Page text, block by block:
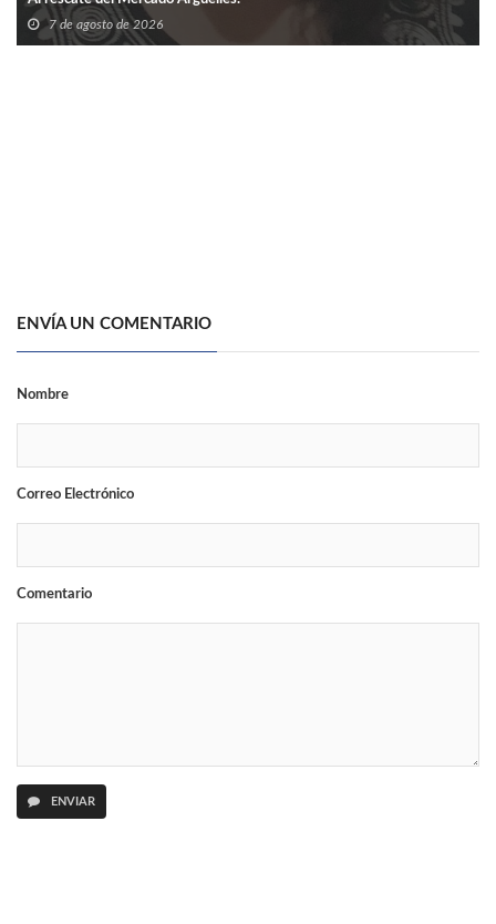
7 de agosto de 2026
ENVÍA UN COMENTARIO
Nombre
Correo Electrónico
Comentario
ENVIAR